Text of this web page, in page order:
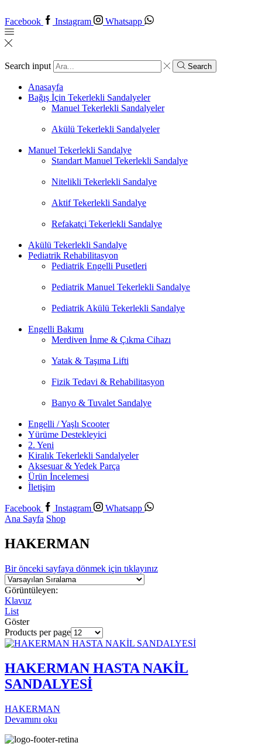
Facebook Instagram Whatsapp
Search input Search
Anasayfa
Bağış İçin Tekerlekli Sandalyeler
Manuel Tekerlekli Sandalyeler
Akülü Tekerlekli Sandalyeler
Manuel Tekerlekli Sandalye
Standart Manuel Tekerlekli Sandalye
Nitelikli Tekerlekli Sandalye
Aktif Tekerlekli Sandalye
Refakatçi Tekerlekli Sandalye
Akülü Tekerlekli Sandalye
Pediatrik Rehabilitasyon
Pediatrik Engelli Pusetleri
Pediatrik Manuel Tekerlekli Sandalye
Pediatrik Akülü Tekerlekli Sandalye
Engelli Bakımı
Merdiven İnme & Çıkma Cihazı
Yatak & Taşıma Lifti
Fizik Tedavi & Rehabilitasyon
Banyo & Tuvalet Sandalye
Engelli / Yaşlı Scooter
Yürüme Destekleyici
2. Yeni
Kiralık Tekerlekli Sandalyeler
Aksesuar & Yedek Parça
Ürün İncelemesi
İletişim
Facebook Instagram
Whatsapp
Ana Sayfa Shop
HAKERMAN
Bir önceki sayfaya dönmek için tıklayınız
Görüntüleyen:
Klavuz
List
Göster
Products per page
HAKERMAN HASTA NAKİL
SANDALYESİ
HAKERMAN
Devamını oku